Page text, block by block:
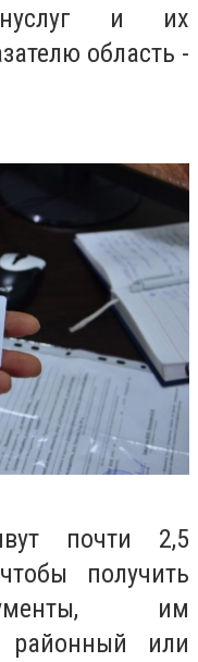
и их
область -
почти 2,5
получить
им
районный или